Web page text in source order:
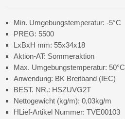
Min. Umgebungstemperatur: -5°C
PREG: 5500
LxBxH mm: 55x34x18
Aktion-AT: Sommeraktion
Max. Umgebungstemperatur: 50°C
Anwendung: BK Breitband (IEC)
BEST. NR.: HSZUVG2T
Nettogewicht (kg/m): 0,03kg/m
HLief-Artikel Nummer: TVE00103